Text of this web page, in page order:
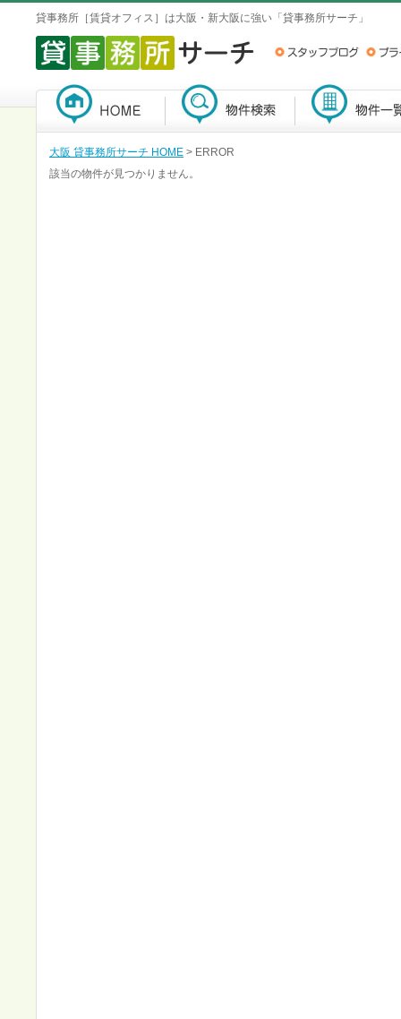
貸事務所［賃貸オフィス］は大阪・新大阪に強い「貸事務所サーチ」
大阪 貸事務所サーチ HOME > ERROR
該当の物件が見つかりません。